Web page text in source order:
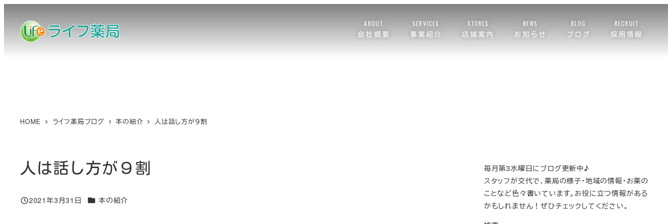
ABOUT
会社概要
SERVICES
事業紹介
STORES
店舗案内
NEWS
お知らせ
BLOG
ブログ
RECRUIT
採用情報
HOME ライフ薬局ブログ 本の紹介 人は話し方が９割
人は話し方が９割
投稿日
2021年3月31日 カテゴリー
本の紹介
毎月第3水曜日にブログ更新中♪
スタッフが交代で、薬局の様子・地域の情報・お薬の
ことなど色々書いています。お役に立つ情報がある
かもしれません！ぜひチェックしてください。